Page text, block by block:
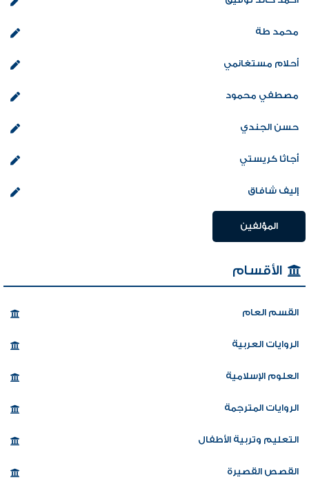
محمد طة
أحلام مستغانمي
مصطفي محمود
حسن الجندي
أجاثا كريستي
إليف شافاق
المؤلفين
الأقسام
القسم العام
الروايات العربية
العلوم الإسلامية
الروايات المترجمة
التعليم وتربية الأطفال
القصص القصيرة